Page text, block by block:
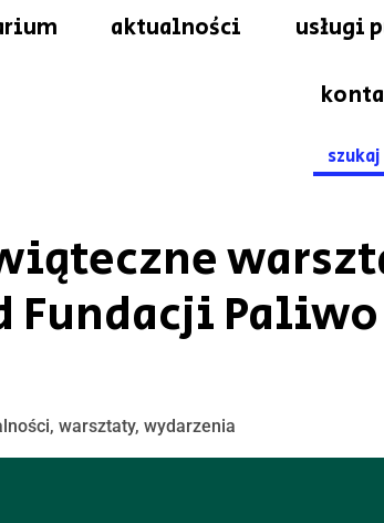
aktualności usługi
Search
for:
Fundacji Paliwo
, warsztaty, wydarzenia